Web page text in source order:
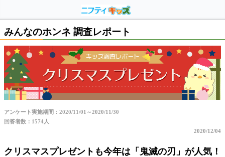
みんなのホンネ 調査レポート
アンケート実施期間：2020/11/01～2020/11/30
回答者数：1574人
2020/12/04
クリスマスプレゼントも今年は「鬼滅の刃」が人気！